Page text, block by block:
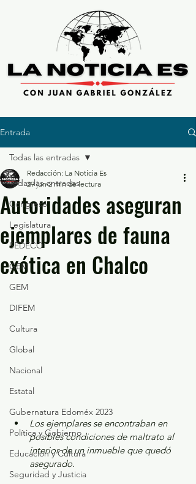
Entrada
Todas las entradas
Congreso
Legislatura
SEDECO
GEM
GEM
DIFEM
Cultura
Global
Nacional
Estatal
Gubernatura Edoméx 2023
Política y Gobierno
Educación y Cultura
Seguridad y Justicia
Todas las entradas
Autoridades aseguran
ejemplares de fauna
exótica en Chalco
Redacción: La Noticia Es
29 jun 2 min de lectura
Los ejemplares se encontraban en
posibles condiciones de maltrato al
interior de un inmueble que quedó
asegurado.